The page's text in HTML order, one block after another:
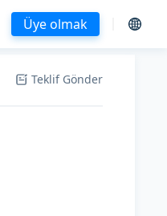
Üye olmak
Teklif Gönder